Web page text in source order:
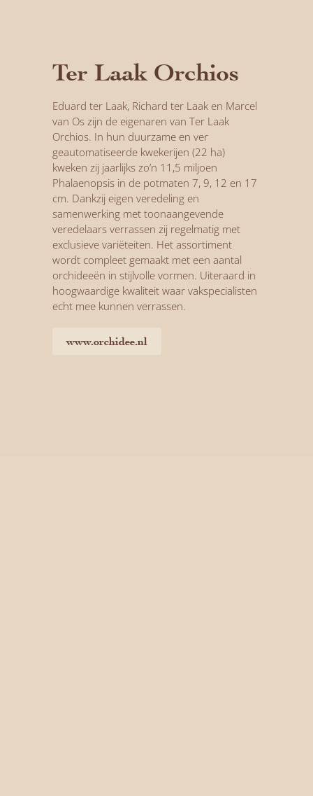
Ter Laak Orchios
Eduard ter Laak, Richard ter Laak en Marcel
van Os zijn de eigenaren van Ter Laak
Orchios. In hun duurzame en ver
geautomatiseerde kwekerijen (22 ha)
kweken zij jaarlijks zo’n 11,5 miljoen
Phalaenopsis in de potmaten 7, 9, 12 en 17
cm. Dankzij eigen veredeling en
samenwerking met toonaangevende
veredelaars verrassen zij regelmatig met
exclusieve variëteiten. Het assortiment
wordt compleet gemaakt met een aantal
orchideeën in stijlvolle vormen. Uiteraard in
hoogwaardige kwaliteit waar vakspecialisten
echt mee kunnen verrassen.
www.orchidee.nl